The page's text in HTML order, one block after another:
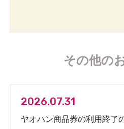
その他の
2026.07.31
ヤオハン商品券の利用終了